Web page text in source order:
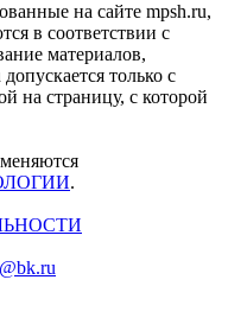
на сайте mpsh.ru,
в соответствии с
материалов,
только с
на страницу, с которой
.